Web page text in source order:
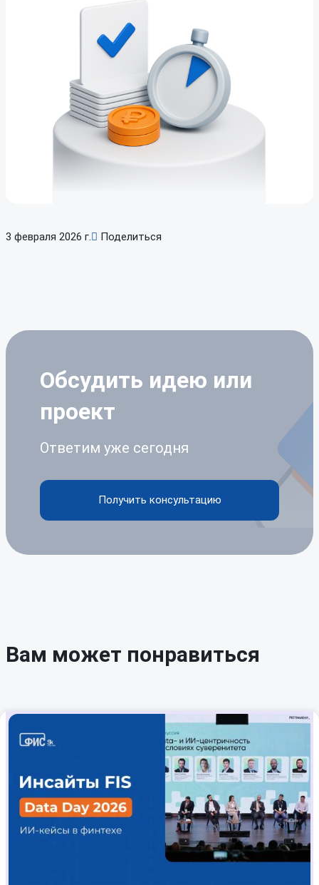
3 февраля 2026 г. Поделиться
Обсудить идею или
проект
Ответим уже сегодня
Получить консультацию
Вам может понравиться